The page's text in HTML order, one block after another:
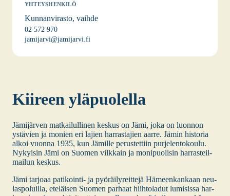
YHTEYSHENKILÖ
Kunnanvirasto, vaihde
02 572 970
jamijarvi@jamijarvi.fi
Kii­reen ylä­puo­lel­la
Jämi­jär­ven mat­kai­lul­li­nen kes­kus on Jämi, joka on luon­non
ystä­vien ja monien eri lajien har­ras­ta­jien aar­re. Jämin his­to­ria
alkoi vuon­na 1935, kun Jämil­le perus­tet­tiin pur­je­len­to­kou­lu.
Nykyi­sin Jämi on Suo­men vilk­kain ja moni­puo­li­sin har­ras­teil­
mai­lun kes­kus.
Jämi tar­jo­aa pati­koin­ti- ja pyö­räi­ly­reit­te­jä Hämeen­kan­kaan neu­
las­po­luil­la, ete­läi­sen Suo­men par­haat hiih­to­la­dut lumi­sis­sa har­